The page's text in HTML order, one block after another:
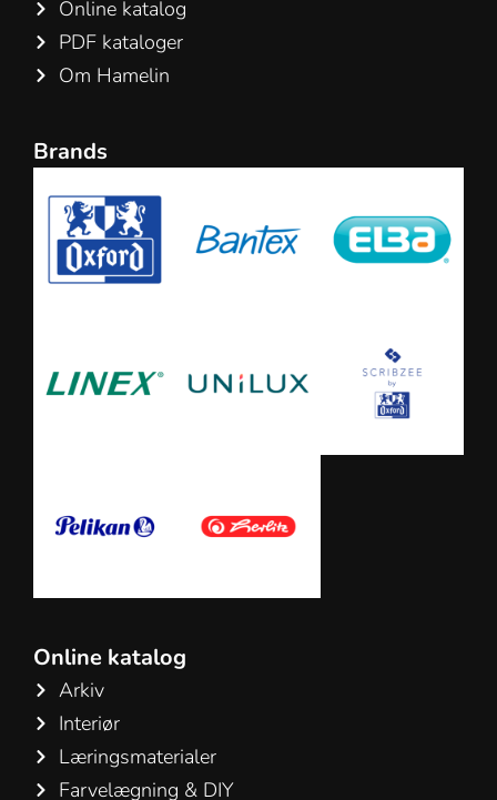
Online katalog
PDF kataloger
Om Hamelin
Brands
Online katalog
Arkiv
Interiør
Læringsmaterialer
Farvelægning & DIY